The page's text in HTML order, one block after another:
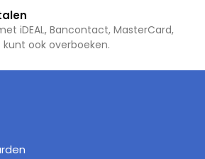
iDEAL, Bancontact, MasterCard,
kunt ook overboeken.